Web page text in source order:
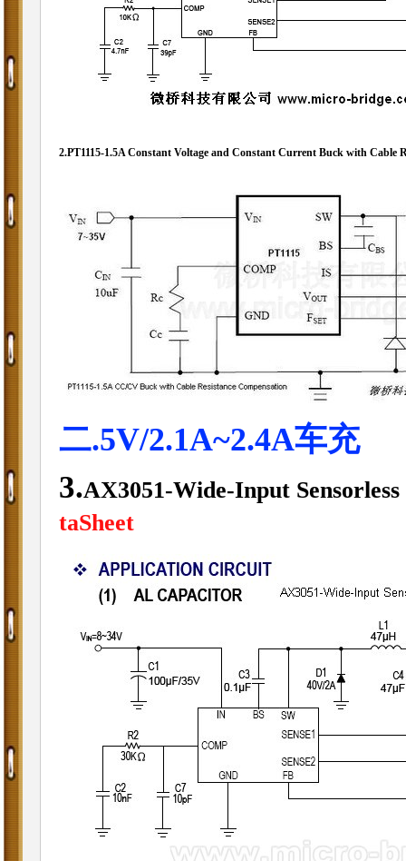
2.PT1115-1.5A Constant Voltage and Constant Current Buck with Cable
二.5V/2.1A~2.4A车充
3.AX3051-Wide-Input
taSheet